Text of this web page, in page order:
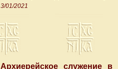
3/01/2021
Архиерейское служение в